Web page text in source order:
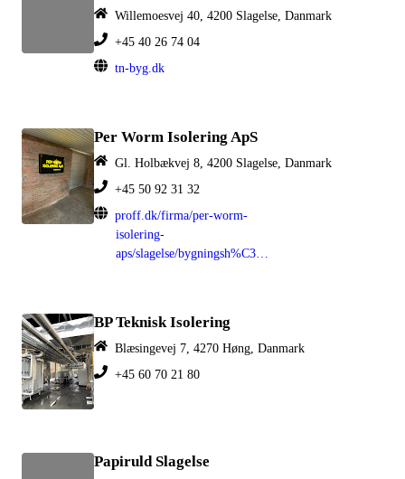
Willemoesvej 40, 4200 Slagelse, Danmark
+45 40 26 74 04
tn-byg.dk
Per Worm Isolering ApS
Gl. Holbækvej 8, 4200 Slagelse, Danmark
+45 50 92 31 32
proff.dk/firma/per-worm-
isolering-
aps/slagelse/bygningsh%C3%A5ndv%C3%A6rkere/GOKR1TI07TR
BP Teknisk Isolering
Blæsingevej 7, 4270 Høng, Danmark
+45 60 70 21 80
Papiruld Slagelse